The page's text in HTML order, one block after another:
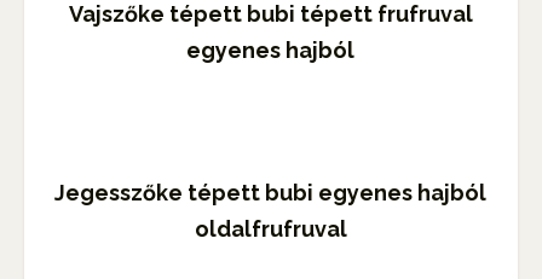
Vajszőke tépett bubi tépett frufruval
egyenes hajból
Jegesszőke tépett bubi egyenes hajból
oldalfrufruval